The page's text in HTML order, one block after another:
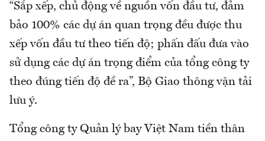
“Sắp xếp, chủ động về nguồn vốn đầu tư, đảm
bảo 100% các dự án quan trọng đều được thu
xếp vốn đầu tư theo tiến độ; phấn đấu đưa vào
sử dụng các dự án trọng điểm của tổng công ty
theo đúng tiến độ đề ra”, Bộ Giao thông vận tải
lưu ý.
Tổng công ty Quản lý bay Việt Nam tiền thân